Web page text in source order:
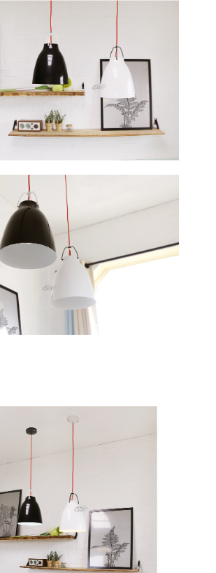
이코 라이프 하